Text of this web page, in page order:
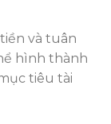
và tuân
hình thành
tiêu tài